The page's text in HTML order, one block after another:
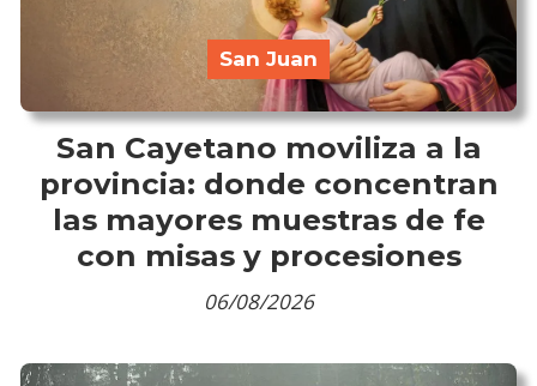
San Cayetano moviliza a la
provincia: donde concentran
las mayores muestras de fe
con misas y procesiones
San Juan
06/08/2026